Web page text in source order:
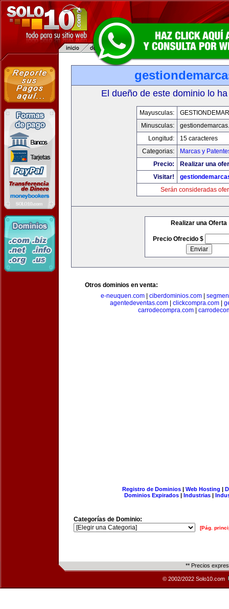
El dueño de este dominio lo
Mayusculas:
Minusculas:
Longitud:
15 caracteres
Categorias:
Marcas y
Precio:
Realizar una
Visitar!
Serán consideradas
Realizar una Oferta
Precio Ofrecido $
Otros dominios en venta:
e-neuquen.com
ciberdominios.com
agentedeventas.com| clickcompra.com|
carrodecompra.com|
Registro de Dominios| Web Hosting |
Dominios Expirados | Industrias |
Categorías de Dominio:
[Pág.
** Precios
© 2002/2022 Solo10.com